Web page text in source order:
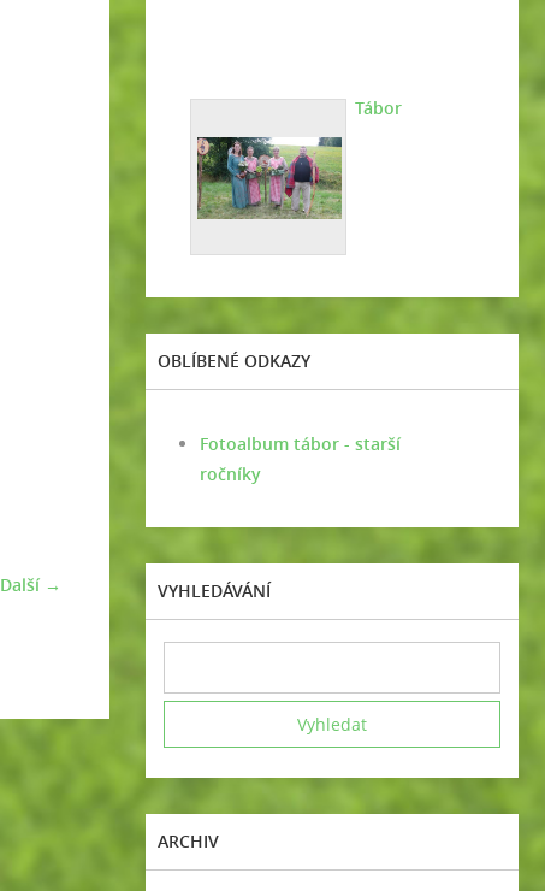
Další →
Tábor
OBLÍBENÉ ODKAZY
Fotoalbum tábor - starší
ročníky
VYHLEDÁVÁNÍ
ARCHIV